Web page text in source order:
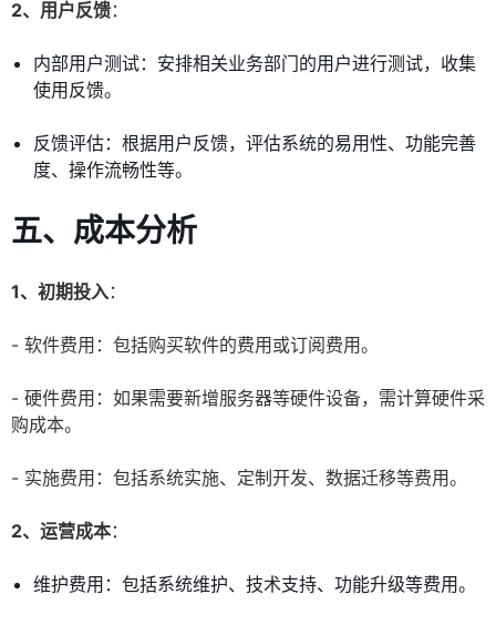
2、用户反馈：
内部用户测试：安排相关业务部门的用户进行测试，收集
使用反馈。
反馈评估：根据用户反馈，评估系统的易用性、功能完善
度、操作流畅性等。
五、成本分析
1、初期投入：
- 软件费用：包括购买软件的费用或订阅费用。
- 硬件费用：如果需要新增服务器等硬件设备，需计算硬件采
购成本。
- 实施费用：包括系统实施、定制开发、数据迁移等费用。
2、运营成本：
维护费用：包括系统维护、技术支持、功能升级等费用。